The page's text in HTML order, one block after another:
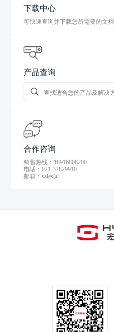
下载中心
可快速查询并下载您所需要的文档
产品查询
合作咨询
销售热线：18916808200
电话：021-37829910
邮箱：sales@